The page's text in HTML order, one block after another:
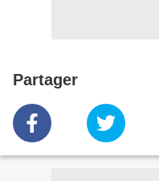
Partager